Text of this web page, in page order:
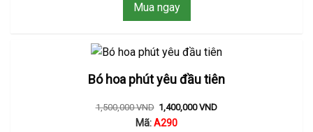
Mua ngay
Bó hoa phút yêu đầu tiên
1,500,000VND 1,400,000VND
Mã:A290